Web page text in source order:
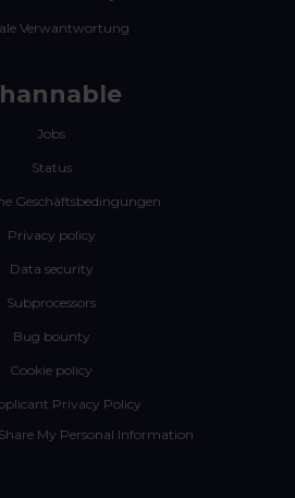
Verwantwortung
Jobs
Status
Geschäftsbedingungen
Privacy policy
Data security
Subprocessors
Bug bounty
Cookie policy
Privacy Policy
My Personal Information